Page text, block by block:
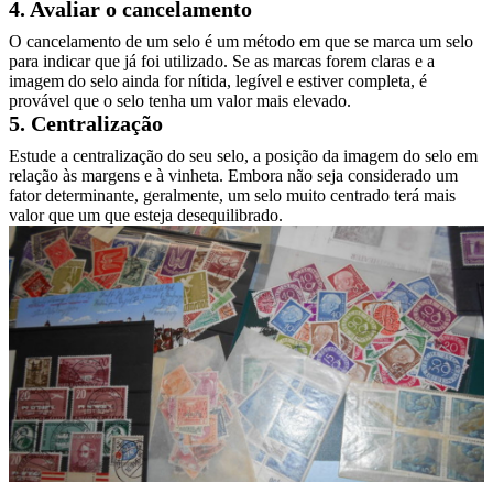
4. Avaliar o cancelamento
O cancelamento de um selo é um método em que se marca um selo
para indicar que já foi utilizado. Se as marcas forem claras e a
imagem do selo ainda for nítida, legível e estiver completa, é
provável que o selo tenha um valor mais elevado.
5. Centralização
Estude a centralização do seu selo, a posição da imagem do selo em
relação às margens e à vinheta. Embora não seja considerado um
fator determinante, geralmente, um selo muito centrado terá mais
valor que um que esteja desequilibrado.